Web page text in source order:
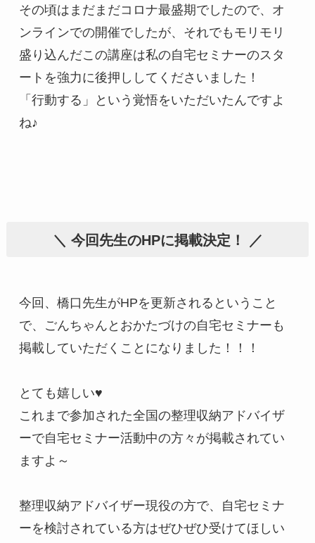
その頃はまだまだコロナ最盛期でしたので、オ
ンラインでの開催でしたが、それでもモリモリ
盛り込んだこの講座は私の自宅セミナーのスタ
ートを強力に後押ししてくださいました！
「行動する」という覚悟をいただいたんですよ
＼ 今回先生のHPに掲載決定！ ／
今回、橋口先生がHPを更新されるということ
で、ごんちゃんとおかたづけの自宅セミナーも
掲載していただくことになりました！！！
とても嬉しい♥
これまで参加された全国の整理収納アドバイザ
ーで自宅セミナー活動中の方々が掲載されてい
ますよ～
整理収納アドバイザー現役の方で、自宅セミナ
ーを検討されている方はぜひぜひ受けてほしい